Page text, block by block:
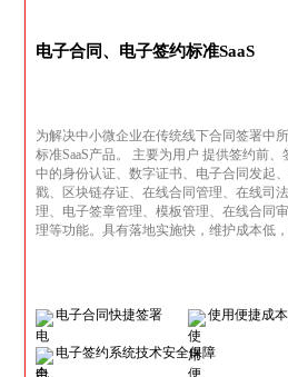
电子合同、电子签约标准SaaS
为解决中小微企业在传统线下合同签署中
标准SaaS产品。 主要为用户 提供签约前
中的身份认证、数字证书、电子合同发起
戳、区块链存证、在线合同管理、在线司
理、电子签章管理、模板管理、在线合同
理等功能。具有落地实施快，维护成本低
电子合同快捷签署 使用便捷成
电子签约系统技术安全保障